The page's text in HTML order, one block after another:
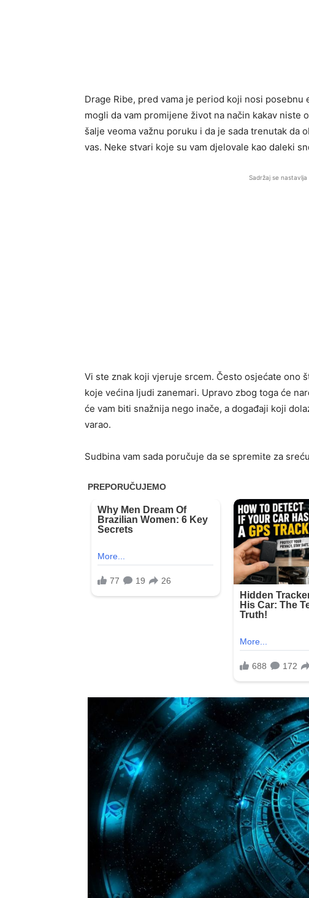
Drage Ribe, pred vama je period koji nosi
mogli da vam promijene život na način kakav niste
šalje veoma važnu poruku i da je sada trenutak da
vas. Neke stvari koje su vam djelovale kao daleki
Sadržaj se nastavlja
Vi ste znak koji vjeruje srcem. Često osjećate ono
koje većina ljudi zanemari. Upravo zbog toga će
će vam biti snažnija nego inače, a događaji koji
varao.
Sudbina vam sada poručuje da se spremite za